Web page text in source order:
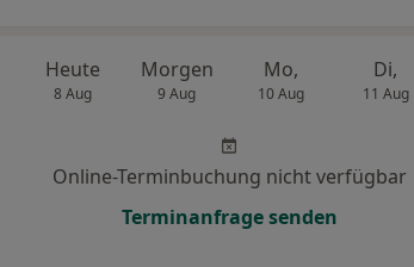
Heute
8 Aug
Morgen
9 Aug
Mo,
10 Aug
Di,
11 Aug
Online-Terminbuchung nicht verfügbar
Terminanfrage senden